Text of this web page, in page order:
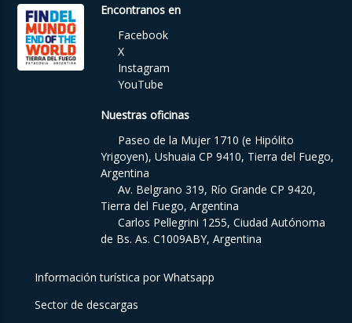
Encontranos en
Facebook
X
Instagram
YouTube
Nuestras oficinas
Paseo de la Mujer 1710 (e Hipólito
Yrigoyen), Ushuaia CP 9410, Tierra del Fuego,
Argentina
Av. Belgrano 319, Río Grande CP 9420,
Tierra del Fuego, Argentina
Carlos Pellegrini 1255, Ciudad Autónoma
de Bs. As. C1009ABY, Argentina
Información turística por Whatsapp
Sector de descargas